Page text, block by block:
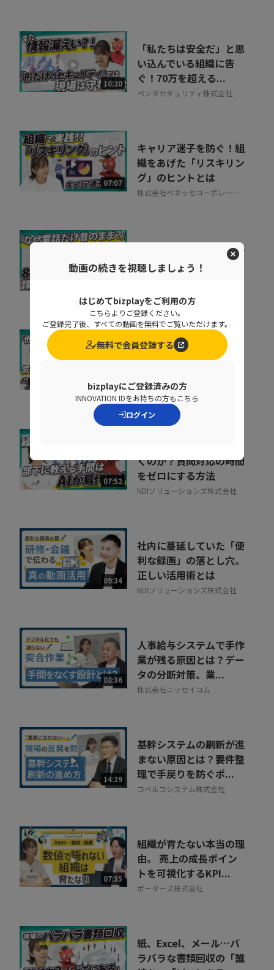
10:20
「私たちは安全だ」と思
い込んでいる組織に告
ぐ！70万を超える...
ペンタセキュリティ株式会社
07:07
キャリア迷子を防ぐ！組
織をあげた「リスキリン
グ」のヒントとは
株式会社ベネッセコーポレーシ
会社の電話をクラウド化
するメリットとは？電話
業務を効率化する方法
07:20
取りこぼしはなぜ起き
る？“見えない失注”を
株式会社シャノン
07:52
くのか？質問対応の時間
をゼロにする方法
NDIソリューションズ株式会社
09:34
社内に蔓延していた「便
利な録画」の落とし穴。
正しい活用術とは
NDIソリューションズ株式会社
08:36
人事給与システムで手作
業が残る原因とは？デー
タの分断対策、業...
株式会社ニッセイコム
14:29
基幹システムの刷新が進
まない原因とは？要件整
理で手戻りを防ぐポ...
コベルコシステム株式会社
07:35
組織が育たない本当の理
由。 売上の成長ポイン
トを可視化するKPI...
ポーターズ株式会社
紙、Excel、メール…バ
ラバラな書類回収の「誰
動画の続きを視聴しましょう！
はじめてbizplayをご利用の方
こちらよりご登録ください。
ご登録完了後、すべての動画を無料でご覧いただけます。
無料で会員登録する
bizplayにご登録済みの方
INNOVATION IDをお持ちの方もこちら
ログイン